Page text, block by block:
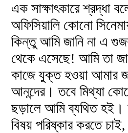
এক সাক্ষাৎকারে শ্রদ্ধা
অফিসিয়ালি কোনো
কিন্তু আমি জানি না এ
থেকে এসেছে! আমি তা
কাজে যুক্ত হওয়া আমার
আনন্দের। তবে মিথ্যা
ছড়ালে আমি ব্যথিত হই।
বিষয় পরিষ্কার করতে